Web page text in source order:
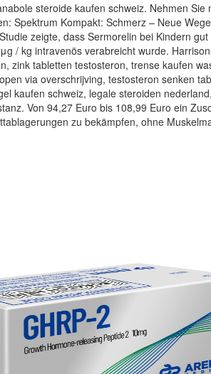
steroide kaufen schweiz. Nehmen
Spektrum Kompakt: Schmerz – Neue
zeigte, dass Sermorelin bei Kindern
/ kg intravenös verabreicht wurde.
zink tabletten testosteron, trense kaufen
via overschrijving, testosteron senken
kaufen schweiz, legale steroiden
Von 94,27 Euro bis 108,99 Euro ein
zu bekämpfen, ohne